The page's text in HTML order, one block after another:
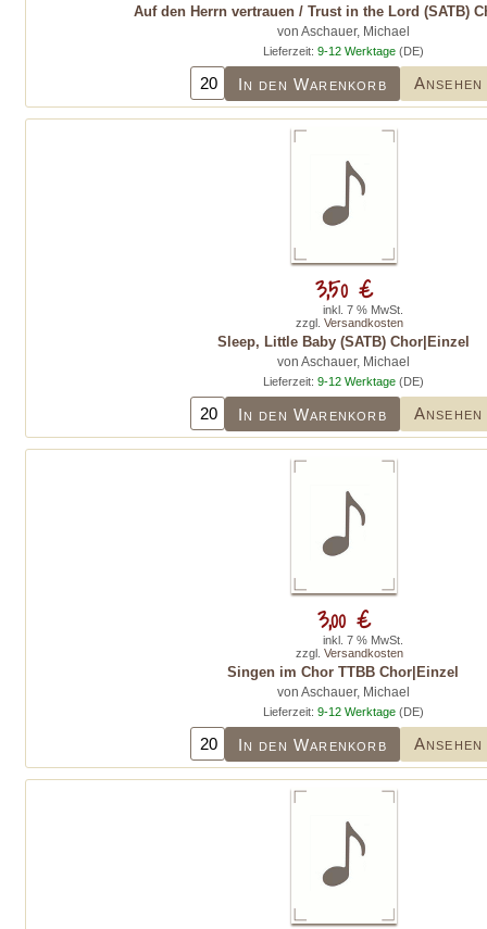
Auf den Herrn vertrauen / Trust in the Lord (SATB)
von Aschauer, Michael
Lieferzeit: 9-12 Werktage (DE)
In den Warenkorb Ansehen
Sleep, Little Baby (SATB) Chor|Einzel
von Aschauer, Michael
Lieferzeit: 9-12 Werktage(DE)
In den Warenkorb Ansehen
3,50 €
inkl. 7 % MwSt.
zzgl. Versandkosten
Singen im Chor TTBB Chor|Einzel
von Aschauer, Michael
Lieferzeit: 9-12 Werktage(DE)
In den Warenkorb Ansehen
3,00 €
inkl. 7 % MwSt.
zzgl. Versandkosten